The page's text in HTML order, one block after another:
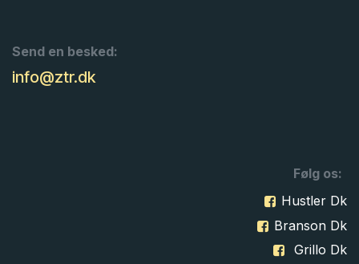
Send en besked:
info@ztr.dk
Følg os:
Hustler Dk
Branson Dk
Grillo Dk